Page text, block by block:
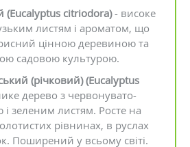
(Eucalyptus citriodora)- високе
листям і ароматом, що
цінною деревиною та
садовою культурою.
(річковий) (Eucalyptus
дерево з червонувато-
зеленим листям. Росте на
рівнинах, в руслах
Поширений у всьому світі.